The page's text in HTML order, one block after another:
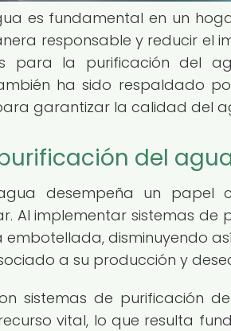
es fundamental en un
responsable y reducir el
para la purificación del
ha sido respaldado
garantizar la calidad del
del
desempeña un papel
Al implementar sistemas
disminuyendo
a su producción y
sistemas de purificación
vital, lo que resulta